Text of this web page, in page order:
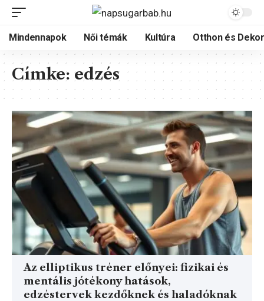
Mindennapok Női témák Kultúra Otthon és
Címke: edzés
Az elliptikus tréner előnyei: fizikai és
mentális jótékony hatások,
edzéstervek kezdőknek és haladóknak